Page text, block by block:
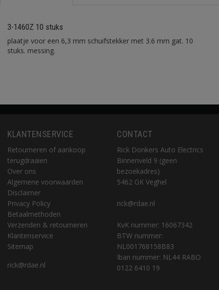
3-1460Z 10 stuks
plaatje voor een 6,3 mm schuifstekker met 3.6 mm gat. 10
stuks. messing.
KLANTENSERVICE
Retourneren of aankoop
terugdraaien
Over ons
Algemene voorwaarden
Disclaimer
Privacy Policy
Betaalmethoden
Verzenden & retourneren
Klantenservice
Sitemap
rick@rdae.nl
CONTACT
Rick Donkers Auto Electrics
Binnenveld 9 (geen
bezoekadres)
5462 GK Veghel
rick@rdae.nl
KvK nummer: 16067342
BTW nummer:
NL001768158B83
Iban nummer: NL44 RABO
0122 6410 19